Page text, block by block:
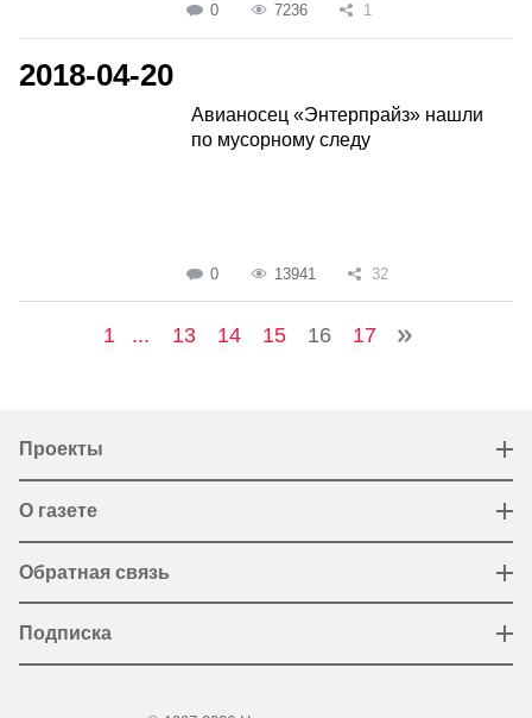
0 7236 1
2018-04-20
Авианосец «Энтерпрайз» нашли
по мусорному следу
0 13941 32
1 ... 13 14 15 16 17
Проекты
О газете
Обратная связь
Подписка